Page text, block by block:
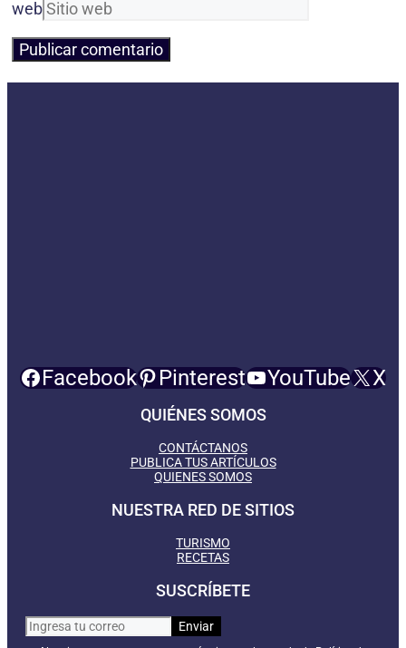
web
Facebook Pinterest YouTube X
QUIÉNES SOMOS
CONTÁCTANOS
PUBLICA TUS ARTÍCULOS
QUIENES SOMOS
NUESTRA RED DE SITIOS
TURISMO
RECETAS
SUSCRÍBETE